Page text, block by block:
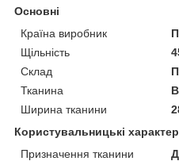
Основні
Країна виробник
Щільність
Склад
Тканина
Ширина тканини
Користувальницькі
Призначення тканини